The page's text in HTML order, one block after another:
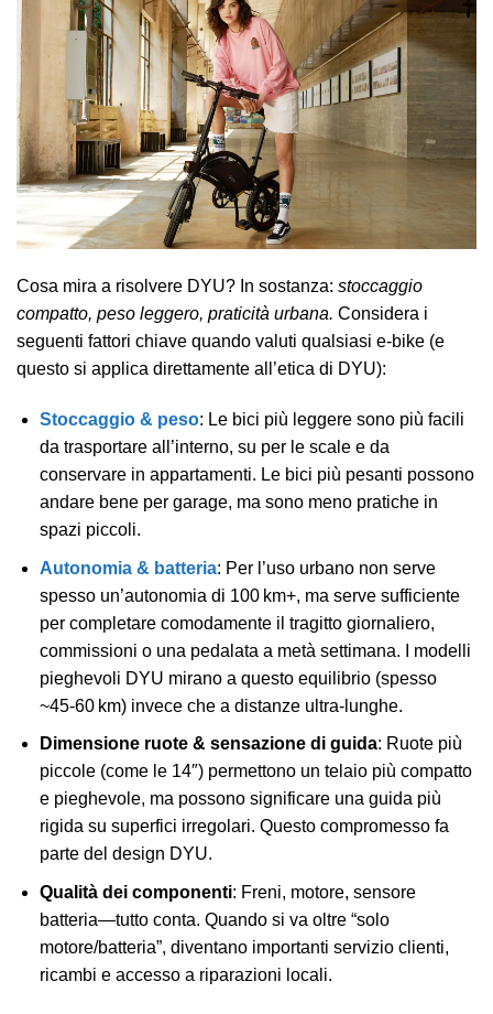
Cosa mira a risolvere DYU? In sostanza: stoccaggio
compatto, peso leggero, praticità urbana. Considera i
seguenti fattori chiave quando valuti qualsiasi e‑bike (e
questo si applica direttamente all’etica di DYU):
Stoccaggio & peso: Le bici più leggere sono più facili
da trasportare all’interno, su per le scale e da
conservare in appartamenti. Le bici più pesanti possono
andare bene per garage, ma sono meno pratiche in
spazi piccoli.
Autonomia & batteria: Per l’uso urbano non serve
spesso un’autonomia di 100 km+, ma serve sufficiente
per completare comodamente il tragitto giornaliero,
commissioni o una pedalata a metà settimana. I modelli
pieghevoli DYU mirano a questo equilibrio (spesso
~45‑60 km) invece che a distanze ultra‑lunghe.
Dimensione ruote & sensazione di guida: Ruote più
piccole (come le 14″) permettono un telaio più compatto
e pieghevole, ma possono significare una guida più
rigida su superfici irregolari. Questo compromesso fa
parte del design DYU.
Qualità dei componenti: Freni, motore, sensore
batteria—tutto conta. Quando si va oltre “solo
motore/batteria”, diventano importanti servizio clienti,
ricambi e accesso a riparazioni locali.